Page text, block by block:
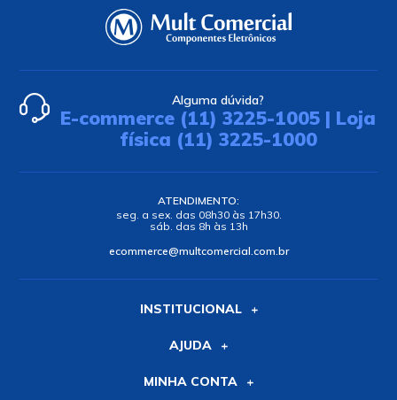
Alguma dúvida?
E-commerce (11) 3225-1005 | Loja
física (11) 3225-1000
ATENDIMENTO:
seg. a sex. das 08h30 às 17h30.
sáb. das 8h às 13h
ecommerce@multcomercial.com.br
INSTITUCIONAL
AJUDA
MINHA CONTA